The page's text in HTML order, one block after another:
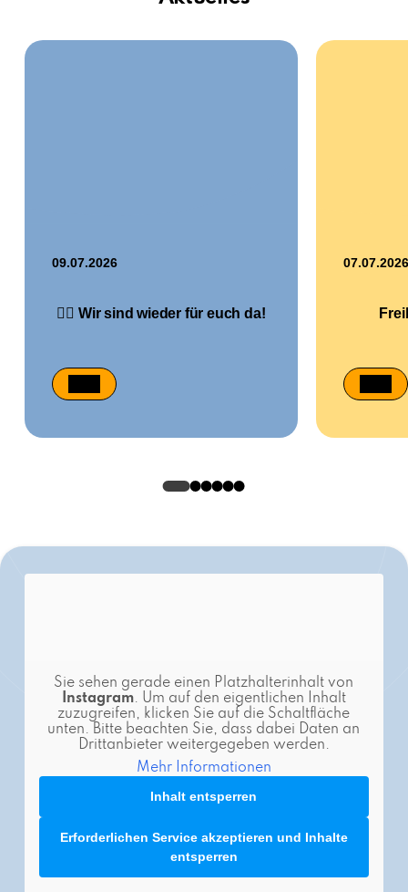
09.07.2026
🏊‍♀️ Wir sind wieder für euch da!
07.07.2026
Sie sehen gerade einen Platzhalterinhalt von
Instagram. Um auf den eigentlichen Inhalt
zuzugreifen, klicken Sie auf die Schaltfläche
unten. Bitte beachten Sie, dass dabei Daten an
Drittanbieter weitergegeben werden.
Mehr Informationen
Inhalt entsperren
Erforderlichen Service akzeptieren und Inhalte
entsperren